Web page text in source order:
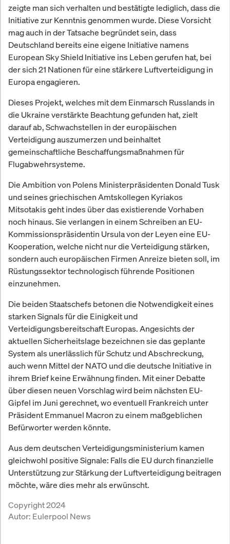
zeigte man sich verhalten und bestätigte lediglich, dass die
Initiative zur Kenntnis genommen wurde. Diese Vorsicht
mag auch in der Tatsache begründet sein, dass
Deutschland bereits eine eigene Initiative namens
European Sky Shield Initiative ins Leben gerufen hat, bei
der sich 21 Nationen für eine stärkere Luftverteidigung in
Europa engagieren.
Dieses Projekt, welches mit dem Einmarsch Russlands in
die Ukraine verstärkte Beachtung gefunden hat, zielt
darauf ab, Schwachstellen in der europäischen
Verteidigung auszumerzen und beinhaltet
gemeinschaftliche Beschaffungsmaßnahmen für
Flugabwehrsysteme.
Die Ambition von Polens Ministerpräsidenten Donald Tusk
und seines griechischen Amtskollegen Kyriakos
Mitsotakis geht indes über das existierende Vorhaben
noch hinaus. Sie verlangen in einem Schreiben an EU-
Kommissionspräsidentin Ursula von der Leyen eine EU-
Kooperation, welche nicht nur die Verteidigung stärken,
sondern auch europäischen Firmen Anreize bieten soll, im
Rüstungssektor technologisch führende Positionen
einzunehmen.
Die beiden Staatschefs betonen die Notwendigkeit eines
starken Signals für die Einigkeit und
Verteidigungsbereitschaft Europas. Angesichts der
aktuellen Sicherheitslage bezeichnen sie das geplante
System als unerlässlich für Schutz und Abschreckung,
auch wenn Mittel der NATO und die deutsche Initiative in
ihrem Brief keine Erwähnung finden. Mit einer Debatte
über diesen neuen Vorschlag wird beim nächsten EU-
Gipfel im Juni gerechnet, wo eventuell Frankreich unter
Präsident Emmanuel Macron zu einem maßgeblichen
Befürworter werden könnte.
Aus dem deutschen Verteidigungsministerium kamen
gleichwohl positive Signale: Falls die EU durch finanzielle
Unterstützung zur Stärkung der Luftverteidigung beitragen
möchte, wäre dies mehr als erwünscht.
Copyright 2024
Autor: Eulerpool News